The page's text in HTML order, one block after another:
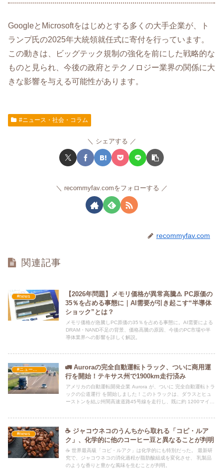
GoogleとMicrosoftをはじめとする多くの大手企業が、ト
ランプ氏の2025年大統領就任式に寄付を行っています。
この動きは、ビッグテック規制の強化を前にした戦略的な
ものと見られ、今後の政府とテクノロジー業界の関係に大
きな影響を与える可能性があります。
#ニュース・社会・コラム
シェアする
recommyfav.comをフォローする
recommyfav.com
関連記事
#news
【2026年問題】メモリ価格が異常高騰⚠️ PC原価の
35％を占める事態に｜AI需要が引き起こす“半導体
ショック”とは？
メモリ価格が急騰しPC原価の35％を占める事態に。AI需要による
DRAM・NAND不足の背景、価格高騰の原因、今後のPC市場や半
導体業界への影響を詳しく解説。
🚛 Auroraの完全自動運転トラック、ついに商用運
行を開始！テキサス州で1900km走行済み
アメリカの自動運転開発企業 Aurora が、ついに 完全自動運転トラ
ックの公道運行 を開始しました！このトラックは、ダラスとヒュ
ーストンを結ぶ州間高速道路45号線を走行し、既に約 1200マイル
#news
☕ ジャコウネコのうんちから取れる「コピ・ルア
ク」、化学的に他のコーヒー豆と異なることが判明
☕ 世界最高級「コピ・ルアク」は化学的にも特別だった。 最新研
究で、ジャコウネコの消化過程が脂肪酸組成を変化させ、 乳製品
のような香りと豊かな風味を生むことが判明。